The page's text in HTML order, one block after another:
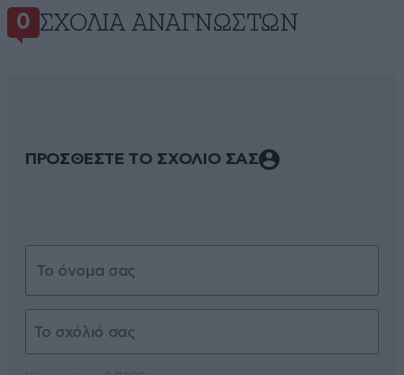
0 ΣΧΌΛΙΑ ΑΝΑΓΝΩΣΤΏΝ
ΠΡΟΣΘΕΣΤΕ ΤΟ ΣΧΟΛΙΟ ΣΑΣ